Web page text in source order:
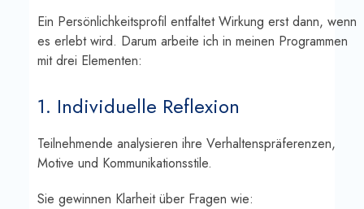
Ein Persönlichkeitsprofil entfaltet Wirkung erst dann, wenn
es erlebt wird. Darum arbeite ich in meinen Programmen
mit drei Elementen:
1. Individuelle Reflexion
Teilnehmende analysieren ihre Verhaltenspräferenzen,
Motive und Kommunikationsstile.
Sie gewinnen Klarheit über Fragen wie: